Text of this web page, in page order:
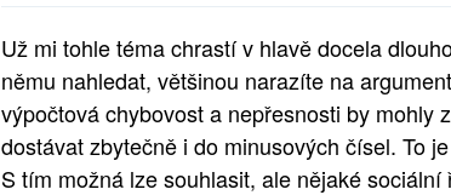
Už mi tohle téma chrastí v hlavě docela
němu nahledat, většinou narazíte na
výpočtová chybovost a nepřesnosti by mohly
dostávat zbytečně i do minusových čísel. To
S tím možná lze souhlasit, ale nějaké